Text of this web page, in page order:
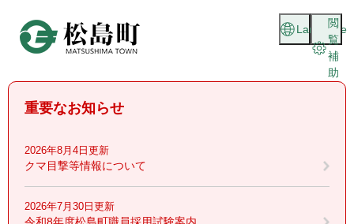
頭
閲
覧
補
助
Language
重要なお知らせ
2026年8月4日更新
クマ目撃等情報について
2026年7月30日更新